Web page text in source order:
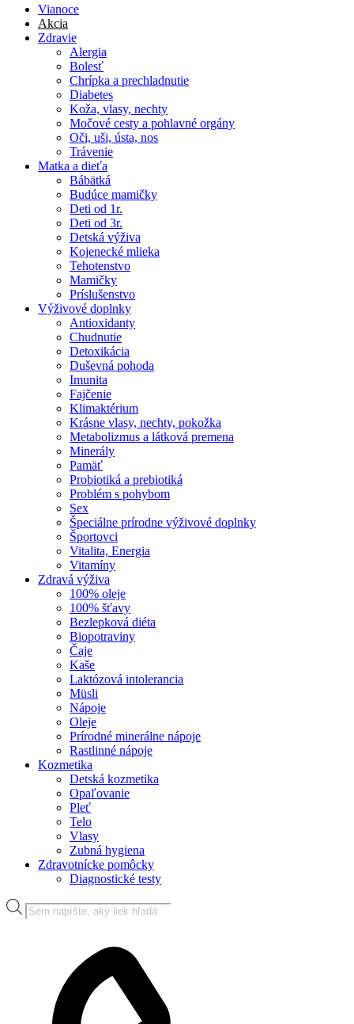
Vianoce
Akcia
Zdravie
Alergia
Bolesť
Chrípka a prechladnutie
Diabetes
Koža, vlasy, nechty
Močové cesty a pohlavné orgány
Oči, uši, ústa, nos
Trávenie
Matka a dieťa
Bábätká
Budúce mamičky
Deti od 1r.
Deti od 3r.
Detská výživa
Kojenecké mlieka
Tehotenstvo
Mamičky
Príslušenstvo
Výživové doplnky
Antioxidanty
Chudnutie
Detoxikácia
Duševná pohoda
Imunita
Fajčenie
Klimaktérium
Krásne vlasy, nechty, pokožka
Metabolizmus a látková premena
Minerály
Pamäť
Probiotiká a prebiotiká
Problém s pohybom
Sex
Špeciálne prírodne výživové doplnky
Športovci
Vitalita, Energia
Vitamíny
Zdravá výživa
100% oleje
100% šťavy
Bezlepková diéta
Biopotraviny
Čaje
Kaše
Laktózová intolerancia
Müsli
Nápoje
Oleje
Prírodné minerálne nápoje
Rastlinné nápoje
Kozmetika
Detská kozmetika
Opaľovanie
Pleť
Telo
Vlasy
Zubná hygiena
Zdravotnícke pomôcky
Diagnostické testy
Products
search